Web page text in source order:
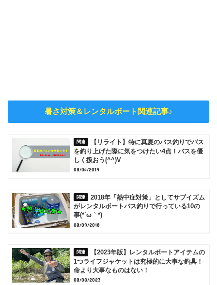
暑さ対策＆レンタルボート関連記事♪
【リライト】特に真夏のバス釣りでバス
を釣り上げた際に気をつけたい4点！バスを優
しく扱おう(^^)V
08/04/2019
2018年「熱中症対策」としてサブイズム
がレンタルボートバス釣りで行っている10の
事(*´ω｀*)
08/09/2018
【2023年版】レンタルボートアイテムの
1つライフジャケットは究極的に大事な釣具！
命より大事なものはない！
08/08/2023